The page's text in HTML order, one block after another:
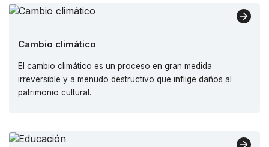
Cambio climático
El cambio climático es un proceso en gran medida
irreversible y a menudo destructivo que inflige daños al
patrimonio cultural.